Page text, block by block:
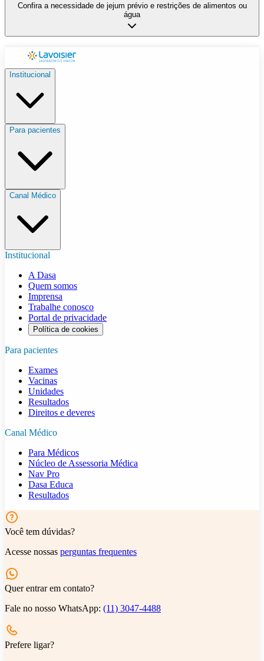
Confira a necessidade de jejum prévio e restrições de alimentos ou
água
Institucional
Para pacientes
Canal Médico
Institucional
A Dasa
Quem somos
Imprensa
Trabalhe conosco
Portal de privacidade
Política de cookies
Para pacientes
Exames
Vacinas
Unidades
Resultados
Direitos e deveres
Canal Médico
Para Médicos
Núcleo de Assessoria Médica
Nav Pro
Dasa Educa
Resultados
Você tem dúvidas?
Acesse nossas perguntas frequentes
Quer entrar em contato?
Fale no nosso WhatsApp: (11) 3047-4488
Prefere ligar?